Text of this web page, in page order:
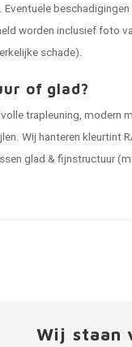
worden inclusief foto
schade).
of glad?
trapleuning, modern
Wij hanteren kleurtint
glad & fijnstructuur
Wij staan